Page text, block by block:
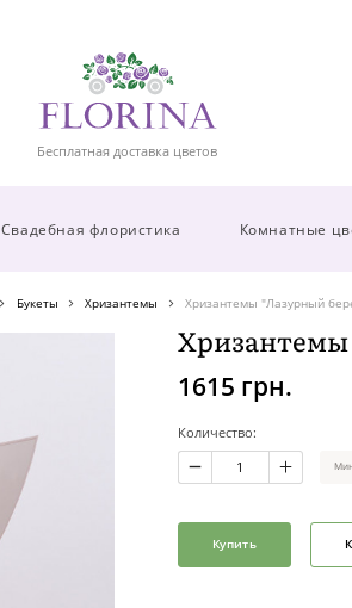
Бесплатная доставка цветов
Свадебная флористика Комнатные
Букеты Хризантемы Хризантемы "Лазурный
Хризантемы
1615 грн.
Количество:
Купить